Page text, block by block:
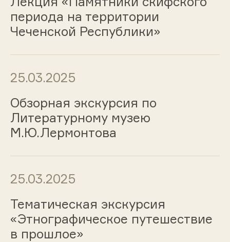
периода на территории
Чеченской Республики»
25.03.2025
Обзорная экскурсия по
Литературному музею
М.Ю.Лермонтова
25.03.2025
Тематическая экскурсия
«Этнографическое путешествие
в прошлое»